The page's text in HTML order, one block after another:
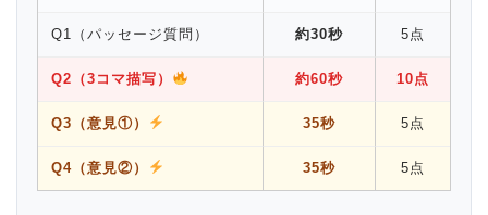
Q1（パッセージ質問） 約30秒 5点
Q2（3コマ描写） 約60秒 10点
Q3（意見①） 35秒 5点
Q4（意見②） 35秒 5点